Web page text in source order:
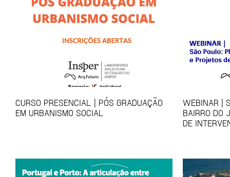
CURSO PRESENCIAL | PÓS GRADUAÇÃO
EM URBANISMO SOCIAL
WEBINAR |
BAIRRO DO
DE